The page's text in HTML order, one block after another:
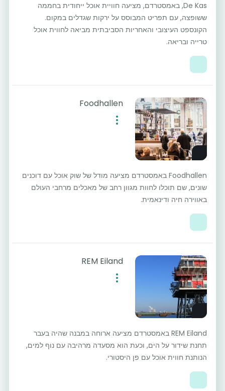
De Kas, באמסטרדם, מציעה חוויית אוכל ייחודית בחממה
ששופצה, עם תפריט המבוסס על ירקות שגדלים במקום.
הקונספט העיצובי והאחריות הסביבתית מביאה לחווית אוכל
טרייה ובריאה.
Foodhallen
Foodhallen באמסטרדם מציעה מודל של שוק אוכל עם דוכנים
שונים, שם תוכלו לחוות מגוון רחב של מאכלים מרחבי העולם
באווירה חיה ודינאמית.
REM Eiland
REM Eiland באמסטרדם מציעה ארוחה במבנה שהיה בעבר
תחנת שידור על הים, וכעת הוא מסעדה מרהיבה עם נוף למים,
הנותנת חווית אוכל עם פן היסטורי.